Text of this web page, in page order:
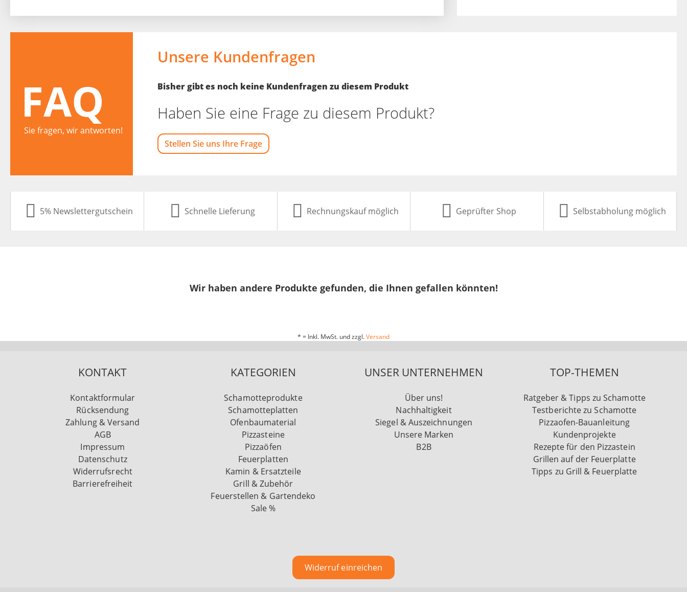
FAQ
Sie fragen, wir antworten!
Unsere Kundenfragen
Bisher gibt es noch keine Kundenfragen zu diesem Produkt
Haben Sie eine Frage zu diesem Produkt?
Stellen Sie uns Ihre Frage
5% Newslettergutschein Schnelle Lieferung Rechnungskauf möglich Geprüfter Shop Selbstabholung möglich
Wir haben andere Produkte gefunden, die Ihnen gefallen könnten!
* = Inkl. MwSt. und zzgl.Versand
KONTAKT
Kontaktformular
Rücksendung
Zahlung & Versand
AGB
Impressum
Datenschutz
Widerrufsrecht
Barrierefreiheit
KATEGORIEN
Schamotteprodukte
Schamotteplatten
Ofenbaumaterial
Pizzasteine
Pizzaöfen
Feuerplatten
Kamin & Ersatzteile
Grill & Zubehör
Feuerstellen & Gartendeko
Sale %
UNSER UNTERNEHMEN
Über uns!
Nachhaltigkeit
Siegel & Auszeichnungen
Unsere Marken
B2B
TOP-THEMEN
Ratgeber & Tipps zu Schamotte
Testberichte zu Schamotte
Pizzaofen-Bauanleitung
Kundenprojekte
Rezepte für den Pizzastein
Grillen auf der Feuerplatte
Tipps zu Grill & Feuerplatte
Widerruf einreichen